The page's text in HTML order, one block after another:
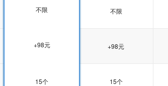
不限 不限
+98元 +98元
15个 15个
不限
+98元
15个